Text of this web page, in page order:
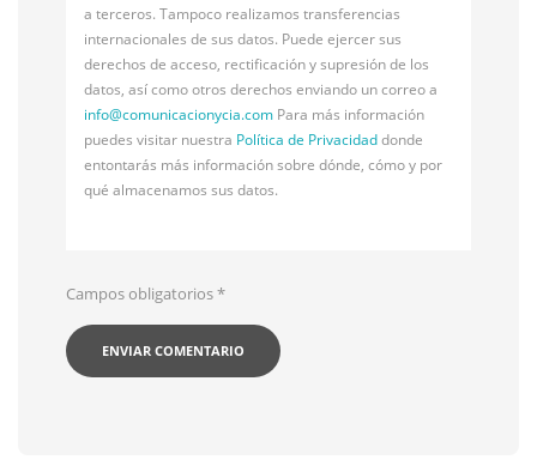
a terceros. Tampoco realizamos transferencias
internacionales de sus datos. Puede ejercer sus
derechos de acceso, rectificación y supresión de los
datos, así como otros derechos enviando un correo a
info@comunicacionycia.com Para más información
puedes visitar nuestra Política de Privacidaddonde
entontarás más información sobre dónde, cómo y por
qué almacenamos sus datos.
Campos obligatorios*